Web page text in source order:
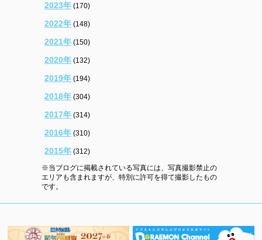
2023年 (170)
2022年 (148)
2021年 (150)
2020年 (132)
2019年 (194)
2018年 (304)
2017年 (314)
2016年 (310)
2015年 (312)
※当ブログに掲載されている写真には、写真撮影禁止の
エリアも含まれますが、特別に許可を得て撮影したもの
です。